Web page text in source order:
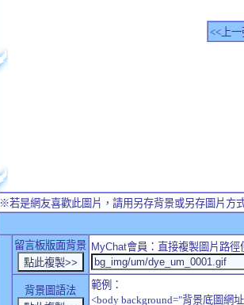
<<上一
※若是網友喜歡此圖片，請用另存背景或另存圖片方
留言板版面背景 MyChat會員：直接複製圖片路
背景圖語法
範例：
<body background="背景底圖網